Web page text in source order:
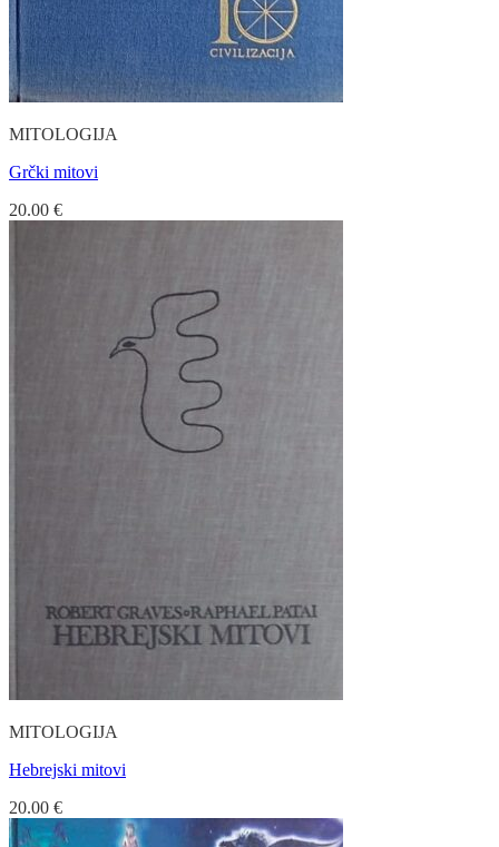
MITOLOGIJA
Grčki mitovi
20.00 €
MITOLOGIJA
Hebrejski mitovi
20.00 €